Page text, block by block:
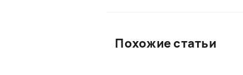
Похожие статьи